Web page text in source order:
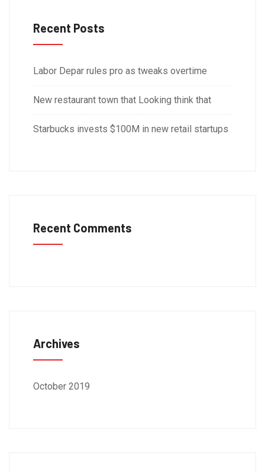
Recent Posts
Labor Depar rules pro as tweaks overtime
New restaurant town that Looking think that
Starbucks invests $100M in new retail startups
Recent Comments
Archives
October 2019